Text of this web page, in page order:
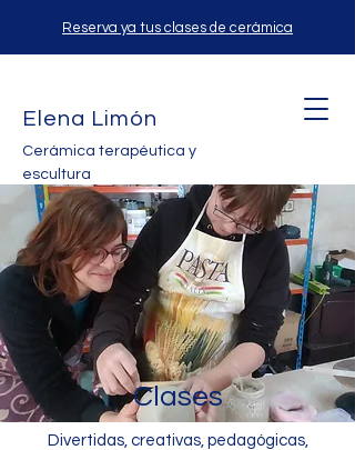
Reserva ya tus clases de cerámica
Elena Limón
Cerámica terapéutica y
escultura
Clases
Divertidas, creativas, pedagógicas,